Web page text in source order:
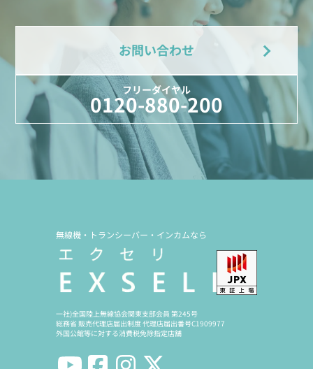
お問い合わせ
フリーダイヤル
0120-880-200
無線機・トランシーバー・インカムなら
一社)全国陸上無線協会関東支部会員 第245号
総務省 販売代理店届出制度 代理店届出番号C1909977
外国公館等に対する消費税免除指定店舗